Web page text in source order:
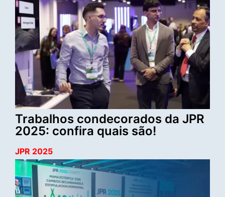
Trabalhos condecorados da JPR
2025: confira quais são!
JPR 2025